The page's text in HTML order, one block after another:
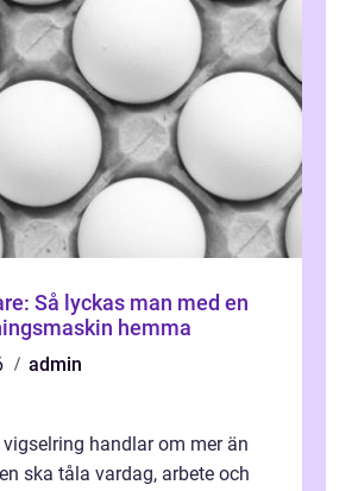
Så lyckas man med en
hemma
admin
handlar om mer än
ska tåla vardag, arbete och